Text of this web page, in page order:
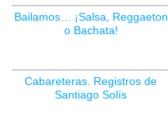
Bailamos… ¡Salsa, Reggaeton
o Bachata!
Cabareteras. Registros de
Santiago Solís